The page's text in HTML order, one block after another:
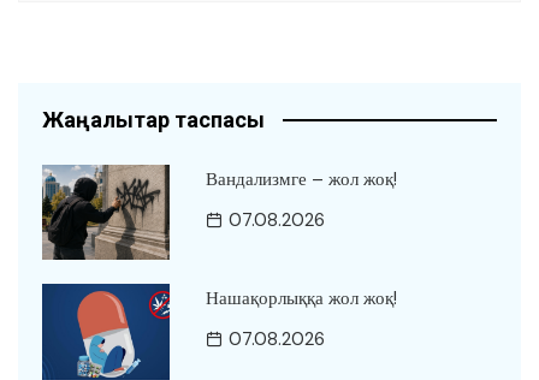
Жаңалықтар таспасы
Вандализмге – жол жоқ!
07.08.2026
Нашақорлыққа жол жоқ!
07.08.2026